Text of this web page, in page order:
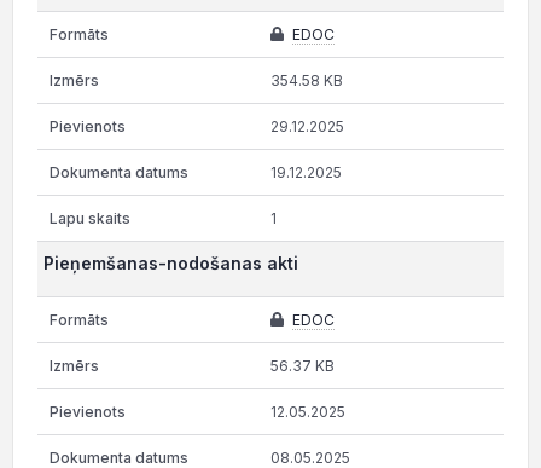
EDOC
354.58 KB
29.12.2025
19.12.2025
1
Pieņemšanas-nodošanas akti
EDOC
56.37 KB
12.05.2025
08.05.2025